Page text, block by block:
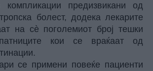
предизвикани од
болест, додека лекарите
на сè поголемиот број тешки
кои се враќаат од
се примени повеќе пациенти